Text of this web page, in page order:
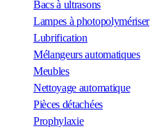
Bacs à ultrasons
Lampes à photopolymériser
Lubrification
Mélangeurs automatiques
Meubles
Nettoyage automatique
Pièces détachées
Prophylaxie